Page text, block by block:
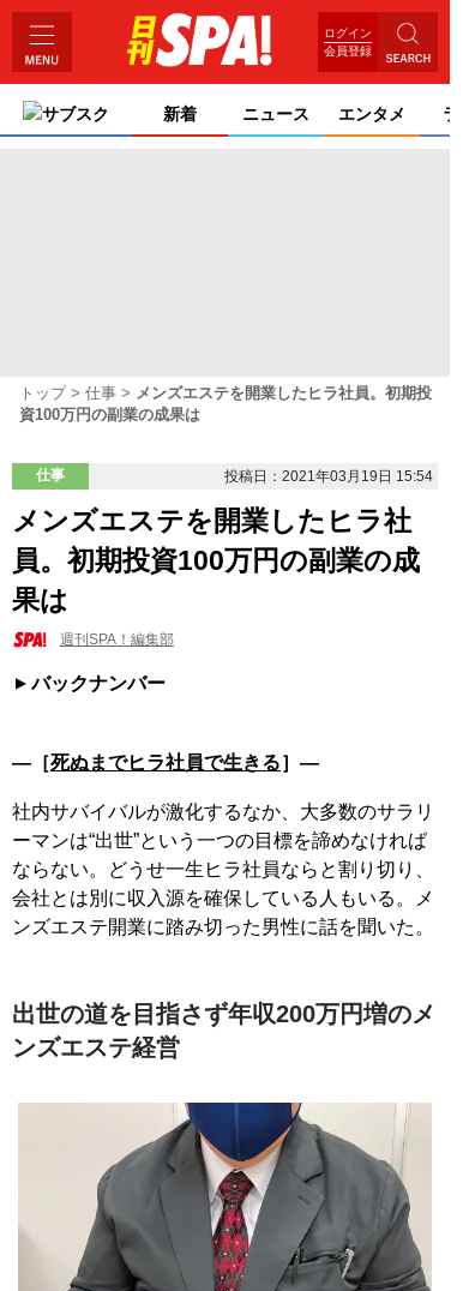
ログイン
会員登録
サブスク 新着 ニュース エンタメ ライ
トップ 仕事
メンズエステを開業したヒラ社員。初期投
資100万円の副業の成果は
仕事 投稿日：2021年03月19日 15:54
メンズエステを開業したヒラ社
員。初期投資100万円の副業の成
果は
週刊SPA！編集部
バックナンバー
―［死ぬまでヒラ社員で生きる］―
社内サバイバルが激化するなか、大多数のサラリ
ーマンは“出世”という一つの目標を諦めなければ
ならない。どうせ一生ヒラ社員ならと割り切り、
会社とは別に収入源を確保している人もいる。メ
ンズエステ開業に踏み切った男性に話を聞いた。
出世の道を目指さず年収200万円増のメ
ンズエステ経営